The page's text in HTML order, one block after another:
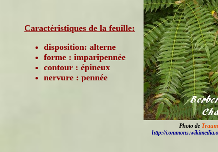
Photo de
http://
Caractéristiques de la feuille:
disposition: alterne
forme : imparipennée
contour : épineux
nervure : pennée